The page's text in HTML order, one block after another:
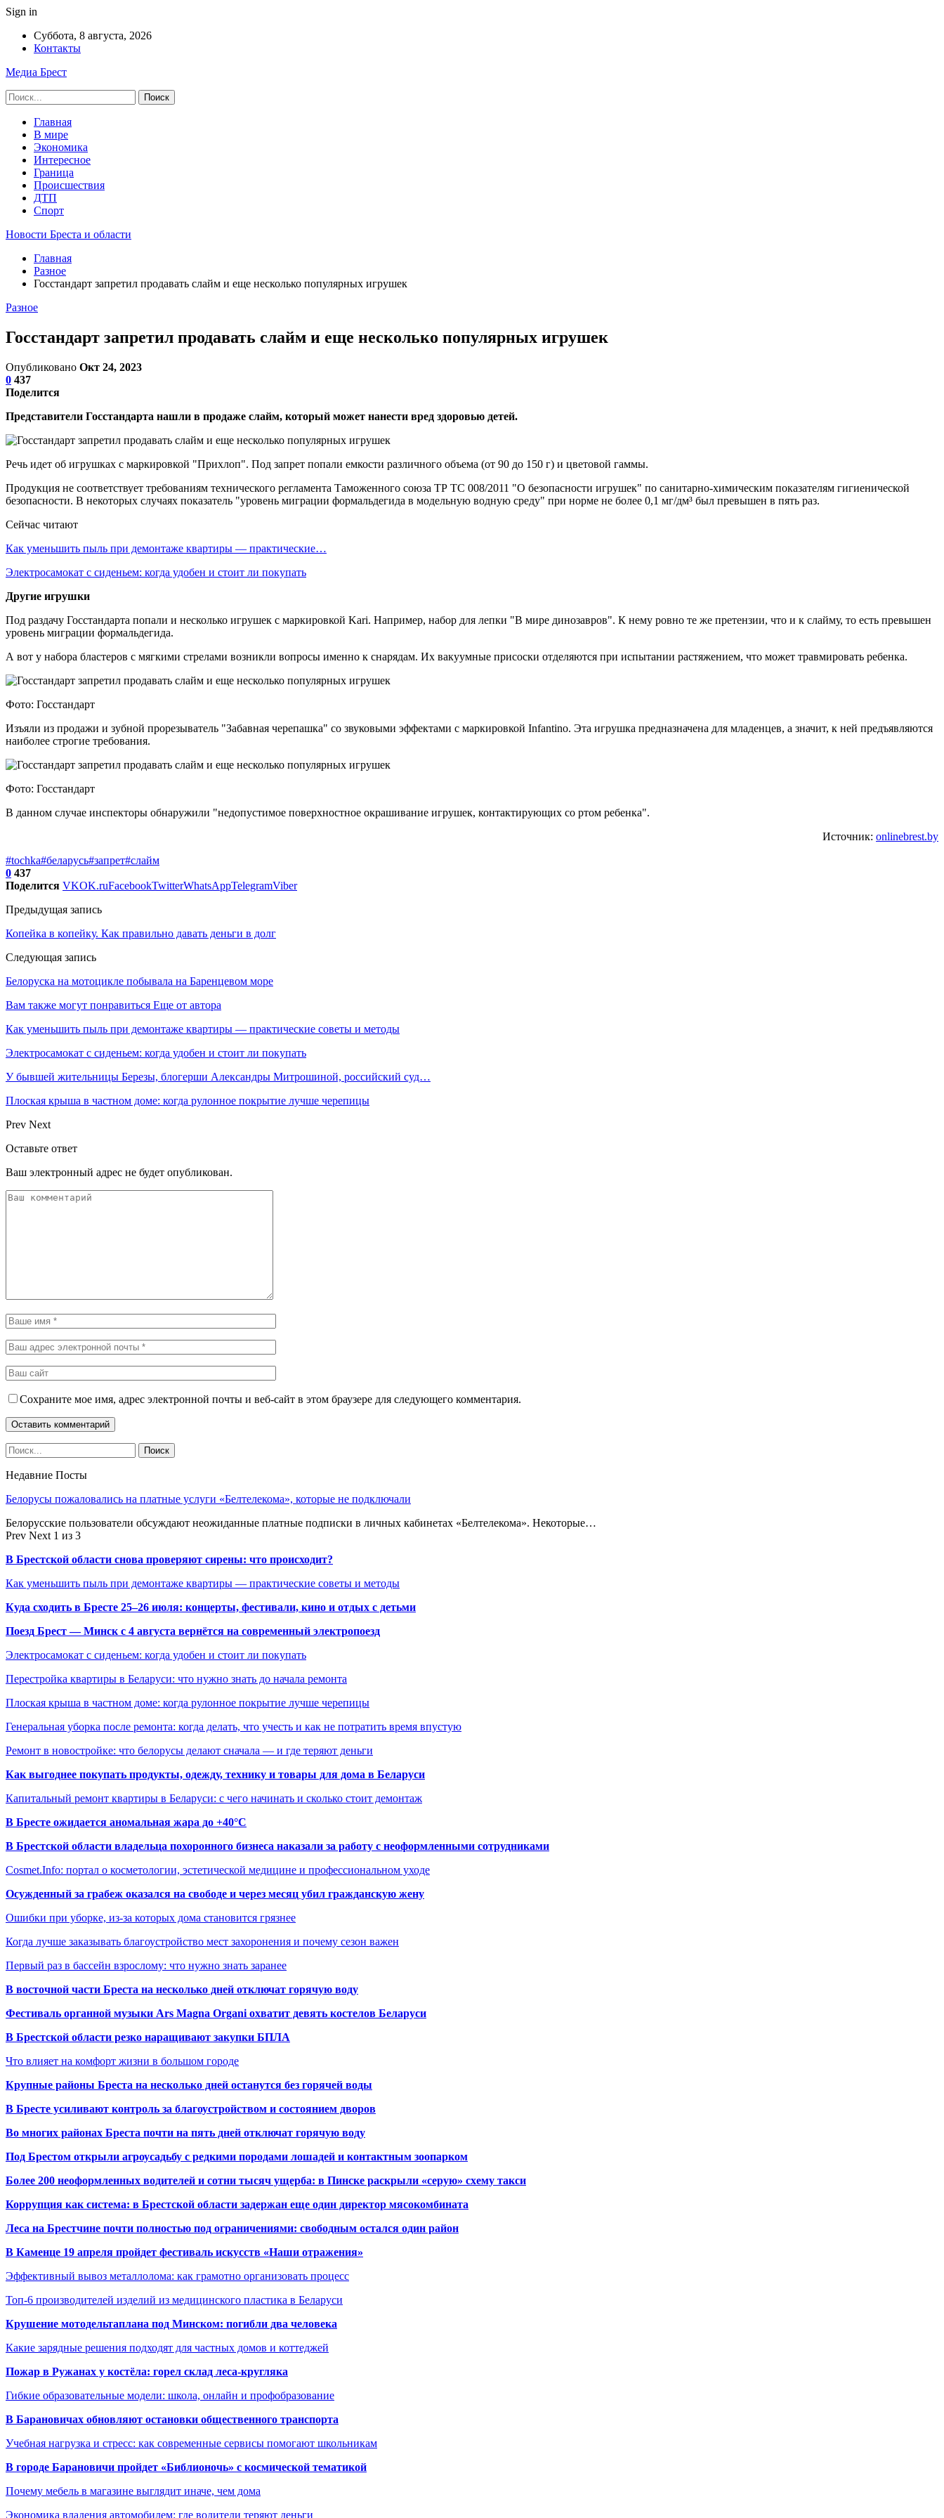
Sign in
Суббота, 8 августа, 2026
Контакты
Медиа Брест
Главная
В мире
Экономика
Интересное
Граница
Происшествия
ДТП
Спорт
Новости Бреста и области
Главная
Разное
Госстандарт запретил продавать слайм и еще несколько популярных игрушек
Разное
Госстандарт запретил продавать слайм и еще несколько популярных игрушек
Опубликовано Окт 24, 2023
0 437
Поделится
Представители Госстандарта нашли в продаже слайм, который может нанести вред здоровью детей.
Речь идет об игрушках с маркировкой "Прихлоп". Под запрет попали емкости различного объема (от 90 до 150 г) и цветовой гаммы.
Продукция не соответствует требованиям технического регламента Таможенного союза ТР ТС 008/2011 "О безопасности игрушек" по санитарно-химическим показателям гигиенической
безопасности. В некоторых случаях показатель "уровень миграции формальдегида в модельную водную среду" при норме не более 0,1 мг/дм³ был превышен в пять раз.
Сейчас читают
Как уменьшить пыль при демонтаже квартиры — практические…
Электросамокат с сиденьем: когда удобен и стоит ли покупать
Другие игрушки
Под раздачу Госстандарта попали и несколько игрушек с маркировкой Kari. Например, набор для лепки "В мире динозавров". К нему ровно те же претензии, что и к слайму, то есть превышен
уровень миграции формальдегида.
А вот у набора бластеров с мягкими стрелами возникли вопросы именно к снарядам. Их вакуумные присоски отделяются при испытании растяжением, что может травмировать ребенка.
Фото: Госстандарт
Изъяли из продажи и зубной прорезыватель "Забавная черепашка" со звуковыми эффектами с маркировкой Infantino. Эта игрушка предназначена для младенцев, а значит, к ней предъявляются
наиболее строгие требования.
Фото: Госстандарт
В данном случае инспекторы обнаружили "недопустимое поверхностное окрашивание игрушек, контактирующих со ртом ребенка".
Источник: onlinebrest.by
#tochka#беларусь#запрет#слайм
0 437
Поделится VKOK.ruFacebookTwitterWhatsAppTelegramViber
Предыдущая запись
Копейка в копейку. Как правильно давать деньги в долг
Следующая запись
Белоруска на мотоцикле побывала на Баренцевом море
Вам также могут понравиться Еще от автора
Как уменьшить пыль при демонтаже квартиры — практические советы и методы
Электросамокат с сиденьем: когда удобен и стоит ли покупать
У бывшей жительницы Березы, блогерши Александры Митрошиной, российский суд…
Плоская крыша в частном доме: когда рулонное покрытие лучше черепицы
Prev Next
Оставьте ответ
Ваш электронный адрес не будет опубликован.
Сохраните мое имя, адрес электронной почты и веб-сайт в этом браузере для следующего комментария.
Недавние Посты
Белорусы пожаловались на платные услуги «Белтелекома», которые не подключали
Белорусские пользователи обсуждают неожиданные платные подписки в личных кабинетах «Белтелекома». Некоторые…
Prev Next 1 из 3
В Брестской области снова проверяют сирены: что происходит?
Как уменьшить пыль при демонтаже квартиры — практические советы и методы
Куда сходить в Бресте 25–26 июля: концерты, фестивали, кино и отдых с детьми
Поезд Брест — Минск с 4 августа вернётся на современный электропоезд
Электросамокат с сиденьем: когда удобен и стоит ли покупать
Перестройка квартиры в Беларуси: что нужно знать до начала ремонта
Плоская крыша в частном доме: когда рулонное покрытие лучше черепицы
Генеральная уборка после ремонта: когда делать, что учесть и как не потратить время впустую
Ремонт в новостройке: что белорусы делают сначала — и где теряют деньги
Как выгоднее покупать продукты, одежду, технику и товары для дома в Беларуси
Капитальный ремонт квартиры в Беларуси: с чего начинать и сколько стоит демонтаж
В Бресте ожидается аномальная жара до +40°C
В Брестской области владельца похоронного бизнеса наказали за работу с неоформленными сотрудниками
Cosmet.Info: портал о косметологии, эстетической медицине и профессиональном уходе
Осужденный за грабеж оказался на свободе и через месяц убил гражданскую жену
Ошибки при уборке, из-за которых дома становится грязнее
Когда лучше заказывать благоустройство мест захоронения и почему сезон важен
Первый раз в бассейн взрослому: что нужно знать заранее
В восточной части Бреста на несколько дней отключат горячую воду
Фестиваль органной музыки Ars Magna Organi охватит девять костелов Беларуси
В Брестской области резко наращивают закупки БПЛА
Что влияет на комфорт жизни в большом городе
Крупные районы Бреста на несколько дней останутся без горячей воды
В Бресте усиливают контроль за благоустройством и состоянием дворов
Во многих районах Бреста почти на пять дней отключат горячую воду
Под Брестом открыли агроусадьбу с редкими породами лошадей и контактным зоопарком
Более 200 неоформленных водителей и сотни тысяч ущерба: в Пинске раскрыли «серую» схему такси
Коррупция как система: в Брестской области задержан еще один директор мясокомбината
Леса на Брестчине почти полностью под ограничениями: свободным остался один район
В Каменце 19 апреля пройдет фестиваль искусств «Наши отражения»
Эффективный вывоз металлолома: как грамотно организовать процесс
Топ-6 производителей изделий из медицинского пластика в Беларуси
Крушение мотодельтаплана под Минском: погибли два человека
Какие зарядные решения подходят для частных домов и коттеджей
Пожар в Ружанах у костёла: горел склад леса-кругляка
Гибкие образовательные модели: школа, онлайн и профобразование
В Барановичах обновляют остановки общественного транспорта
Учебная нагрузка и стресс: как современные сервисы помогают школьникам
В городе Барановичи пройдет «Библионочь» с космической тематикой
Почему мебель в магазине выглядит иначе, чем дома
Экономика владения автомобилем: где водители теряют деньги